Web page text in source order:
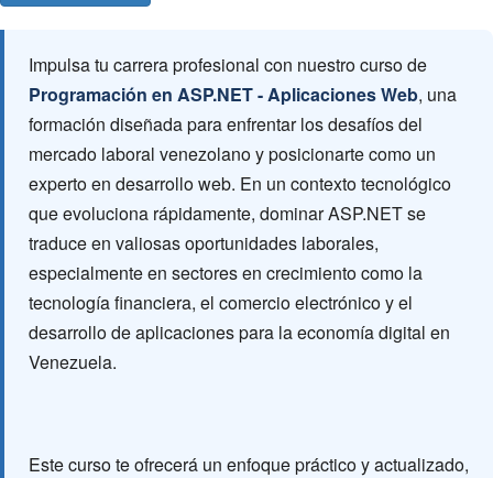
Impulsa tu carrera profesional con nuestro curso de
Programación en ASP.NET - Aplicaciones Web, una
formación diseñada para enfrentar los desafíos del
mercado laboral venezolano y posicionarte como un
experto en desarrollo web. En un contexto tecnológico
que evoluciona rápidamente, dominar ASP.NET se
traduce en valiosas oportunidades laborales,
especialmente en sectores en crecimiento como la
tecnología financiera, el comercio electrónico y el
desarrollo de aplicaciones para la economía digital en
Venezuela.
Este curso te ofrecerá un enfoque práctico y actualizado,